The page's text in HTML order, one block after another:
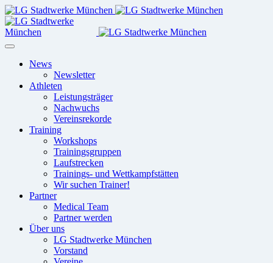
News
Newsletter
Athleten
Leistungsträger
Nachwuchs
Vereinsrekorde
Training
Workshops
Trainingsgruppen
Laufstrecken
Trainings- und Wettkampfstätten
Wir suchen Trainer!
Partner
Medical Team
Partner werden
Über uns
LG Stadtwerke München
Vorstand